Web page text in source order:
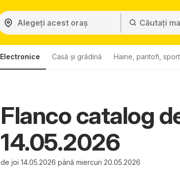
Electronice Casă și grădină Haine, pantofi, sport
Flanco catalog
14.05.2026
de joi 14.05.2026 până miercuri 20.05.2026